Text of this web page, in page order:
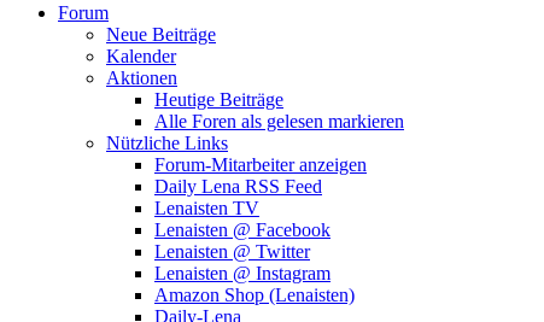
Forum
Neue Beiträge
Kalender
Aktionen
Heutige Beiträge
Alle Foren als gelesen markieren
Nützliche Links
Forum-Mitarbeiter anzeigen
Daily Lena RSS Feed
Lenaisten TV
Lenaisten @ Facebook
Lenaisten @ Twitter
Lenaisten @ Instagram
Amazon Shop (Lenaisten)
Daily-Lena